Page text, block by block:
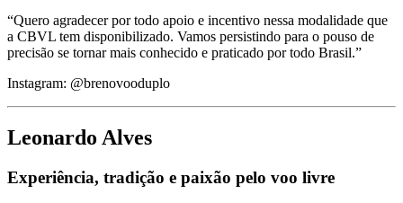
“Quero agradecer por todo apoio e incentivo nessa modalidade que
a CBVL tem disponibilizado. Vamos persistindo para o pouso de
precisão se tornar mais conhecido e praticado por todo Brasil.”
Instagram: @brenovooduplo
Leonardo Alves
Experiência, tradição e paixão pelo voo livre